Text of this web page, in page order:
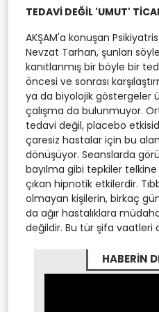
TEDAVİ DEĞİL 'UMUT'
AKŞAM'a konuşan
Nevzat Tarhan, şunları
kanıtlanmış bir böyle bir
öncesi ve sonrası
ya da biyolojik göstergeler
çalışma da bulunmuyor.
tedavi değil, placebo
çaresiz hastalar için bu
dönüşüyor. Seanslarda
bayılma gibi tepkiler
çıkan hipnotik etkilerdir.
olmayan kişilerin, birkaç
da ağır hastalıklara
değildir. Bu tür şifa vaatleri
HABERİN